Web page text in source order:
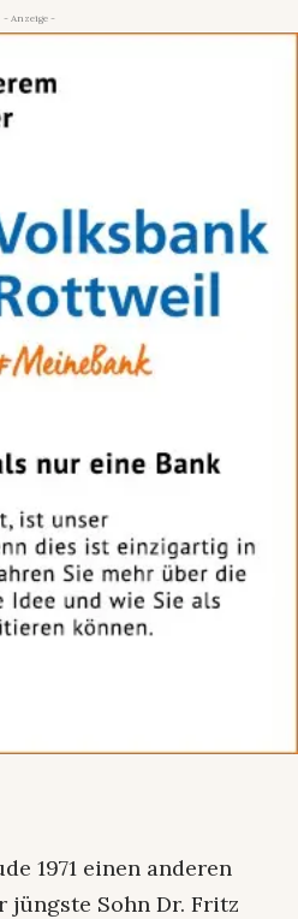
- Anzeige -
1971 einen anderen
jüngste Sohn Dr. Fritz